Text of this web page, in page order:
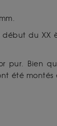
du XX
pur. Bien
été montés